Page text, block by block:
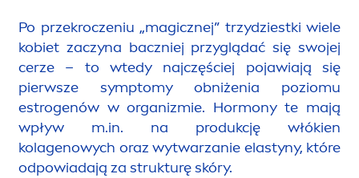
Po przekroczeniu „magicznej” trzydziestki wiele
kobiet zaczyna baczniej przyglądać się swojej
cerze – to wtedy najczęściej pojawiają się
pierwsze symptomy obniżenia poziomu
estrogenów w organizmie. Hormony te mają
wpływ m.in. na produkcję włókien
kolagenowych oraz wytwarzanie elastyny, które
odpowiadają za strukturę skóry.